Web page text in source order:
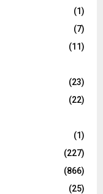
(1)
(7)
(11)
(23)
(22)
(1)
(227)
(866)
(25)